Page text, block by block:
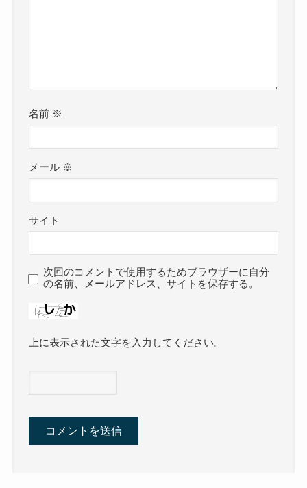
名前 ※
メール ※
サイト
次回のコメントで使用するためブラウザーに自分
の名前、メールアドレス、サイトを保存する。
上に表示された文字を入力してください。